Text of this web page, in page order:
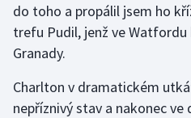
Golf
Gymnastika
Házená
do toho a propálil jsem ho
trefu Pudil, jenž ve Watfordu
Granady.
Charlton v dramatickém
nepříznivý stav a nakonec